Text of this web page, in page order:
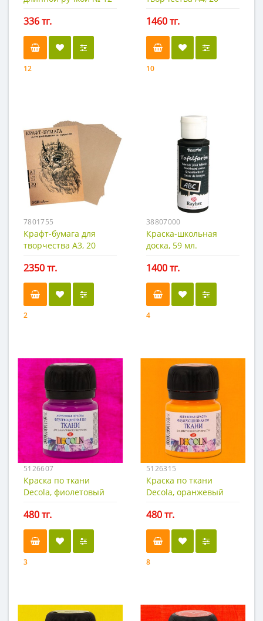
336 тг.
12
1460 тг.
10
7801755
Крафт-бумага для
творчества А3, 20
2350 тг.
2
38807000
Краска-школьная
доска, 59 мл.
1400 тг.
4
5126607
Краска по ткани
Decola, фиолетовый
480 тг.
3
5126315
Краска по ткани
Decola, оранжевый
480 тг.
8